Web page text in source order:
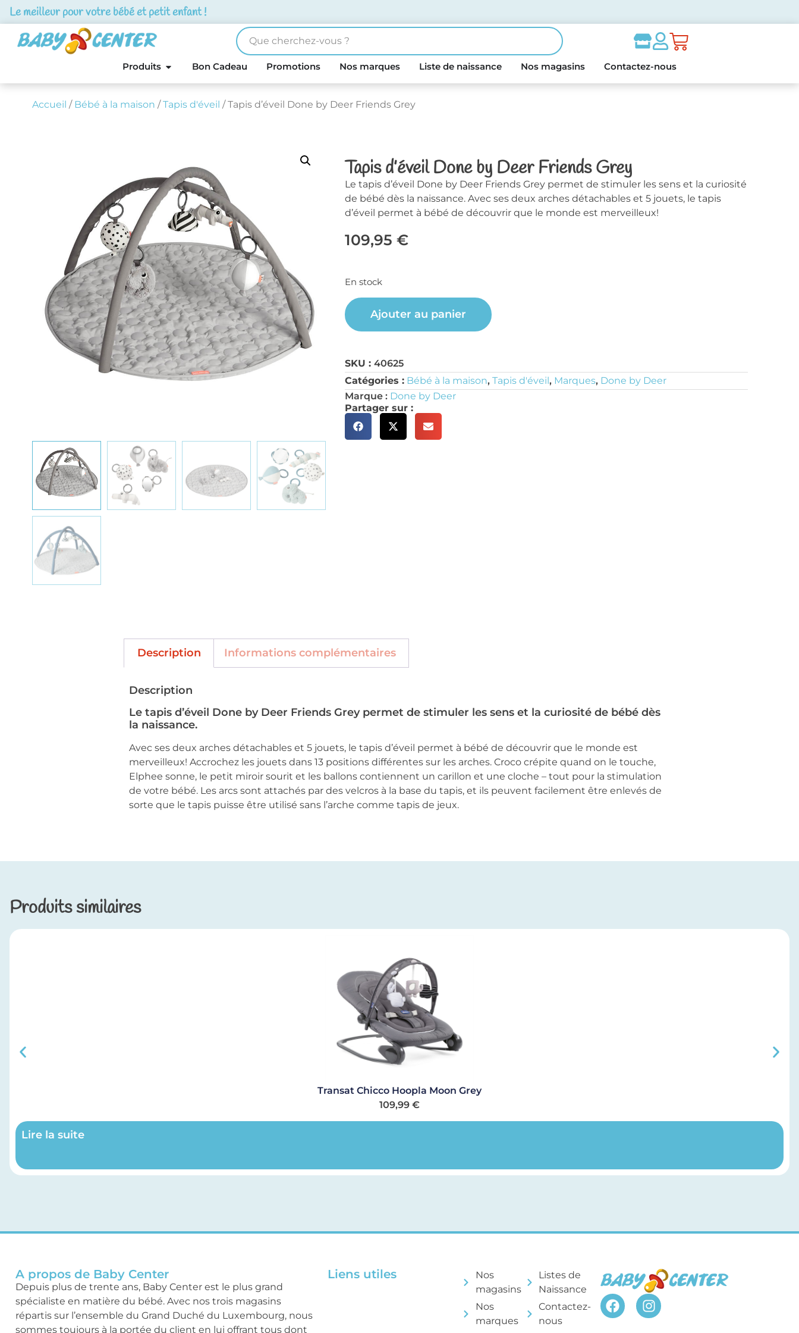
Le meilleur pour votre bébé et petit enfant !
Produits Bon Cadeau Promotions Nos marques Liste de naissance Nos magasins Contactez-nous
Accueil / Bébé à la maison /Tapis d'éveil / Tapis d’éveil Done by Deer Friends Grey
Tapis d’éveil Done by Deer Friends Grey
Le tapis d’éveil Done by Deer Friends Grey permet de stimuler les sens et la curiosité
de bébé dès la naissance. Avec ses deux arches détachables et 5 jouets, le tapis
d’éveil permet à bébé de découvrir que le monde est merveilleux!
109,95€
En stock
Ajouter au panier
SKU :40625
Catégories : Bébé à la maison,Tapis d'éveil, Marques, Done by Deer
Marque : Done by Deer
Partager sur :
Description Informations complémentaires
Description
Le tapis d’éveil Done by Deer Friends Grey permet de stimuler les sens et la curiosité de bébé dès
la naissance.
Avec ses deux arches détachables et 5 jouets, le tapis d’éveil permet à bébé de découvrir que le monde est
merveilleux! Accrochez les jouets dans 13 positions différentes sur les arches. Croco crépite quand on le touche,
Elphee sonne, le petit miroir sourit et les ballons contiennent un carillon et une cloche – tout pour la stimulation
de votre bébé. Les arcs sont attachés par des velcros à la base du tapis, et ils peuvent facilement être enlevés de
sorte que le tapis puisse être utilisé sans l’arche comme tapis de jeux.
Produits similaires
Transat Chicco Hoopla Moon Grey
109,99 €
Lire la suite
A propos de Baby Center
Depuis plus de trente ans, Baby Center est le plus grand
spécialiste en matière du bébé. Avec nos trois magasins
répartis sur l’ensemble du Grand Duché du Luxembourg, nous
sommes toujours à la portée du client en lui offrant tous dont
Liens utiles
Nos
magasins
Nos
marques
Listes de
Naissance
Contactez-
nous